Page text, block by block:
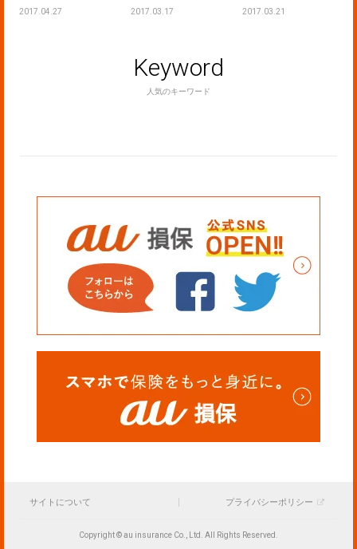
2017.04.27 2017.03.17 2017.03.21
Keyword
人気のキーワード
サイトについて プライバシーポリシー
Copyright © au insurance Co., Ltd. All Rights Reserved.